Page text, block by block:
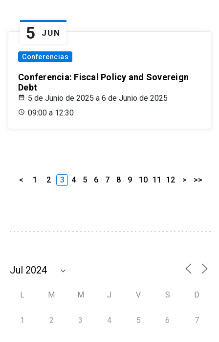
5 JUN
Conferencias
Conferencia: Fiscal Policy and Sovereign
Debt
5 de Junio de 2025 a 6 de Junio de 2025
09:00 a 12:30
< 1 2 3 4 5 6 7 8 9 10 11 12 > >>
L M M J V S D
1 2 3 4 5 6 7